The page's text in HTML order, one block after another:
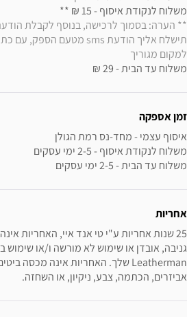
משלוח לנקודת איסוף - 15 ₪ **
למקום מגוריך
משלוח עד הבית - 29 ₪
זמן אספקה
משלוח עד הבית - 2-5 ימי עסקים
אחריות
אביזרים, הכתמה, צבע, ניקיון, או השחזה.